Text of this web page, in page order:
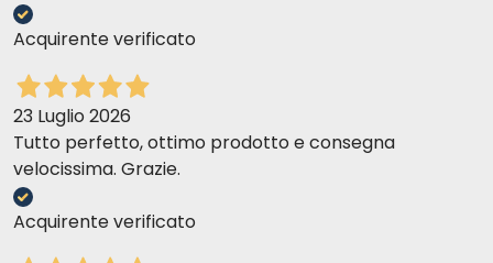
Acquirente verificato
23 Luglio 2026
Tutto perfetto, ottimo prodotto e consegna
velocissima. Grazie.
Acquirente verificato